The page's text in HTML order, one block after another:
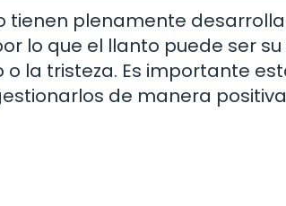
tienen plenamente
lo que el llanto puede ser
la tristeza. Es importante
de manera